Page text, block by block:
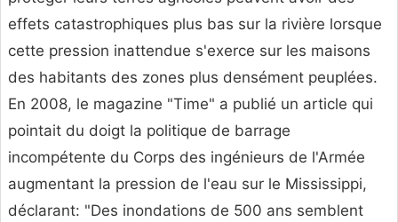
effets catastrophiques plus bas sur la rivière lorsque
cette pression inattendue s'exerce sur les maisons
des habitants des zones plus densément peuplées.
En 2008, le magazine "Time" a publié un article qui
pointait du doigt la politique de barrage
incompétente du Corps des ingénieurs de l'Armée
augmentant la pression de l'eau sur le Mississippi,
déclarant: "Des inondations de 500 ans semblent